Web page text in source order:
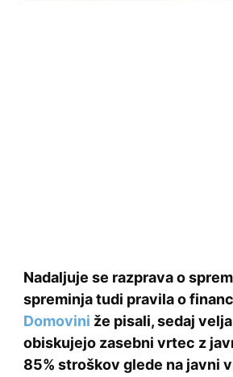
Nadaljuje se razprava o
spreminja tudi pravila o
Domovini že pisali, sedaj
obiskujejo zasebni vrtec z
85% stroškov glede na javni